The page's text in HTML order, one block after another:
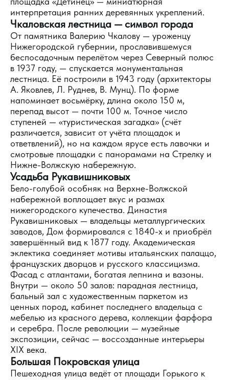
интерпретация ранних деревянных укреплений.
Чкаловская лестница — символ города
От памятника Валерию Чкалову — уроженцу
Нижегородской губернии, прославившемуся
беспосадочным перелётом через Северный полюс
в 1937 году, — спускается монументальная
лестница. Её построили в 1943 году (архитекторы
А. Яковлев, Л. Руднев, В. Мунц). По форме
напоминает восьмёрку, длина около 150 м,
перепад высот — почти 100 м. Точное число
ступеней — «туристическая загадка» (счёт
различается, зависит от учёта площадок и
ответвлений), но на каждом ярусе есть лавочки и
смотровые площадки с панорамами на Стрелку и
Нижне-Волжскую набережную.
Усадьба Рукавишниковых
Бело-голубой особняк на Верхне-Волжской
набережной воплощает вкус и размах
нижегородского купечества. Династия
Рукавишниковых — владельцы металлургических
заводов, Дом формировался с 1840-х и приобрёл
завершённый вид к 1877 году. Академическая
эклектика соединяет мотивы итальянских палаццо,
французских дворцов и русского классицизма.
Фасад с атлантами, богатая лепнина и вазоны.
Внутри — около 50 залов: парадная лестница,
бальный зал с художественным паркетом из
ценных пород, кабинет последнего владельца с
мебелью из красного дерева, коллекции фарфора
и серебра. После революции — музейные
экспозиции, сейчас — воссозданные интерьеры
XIX века.
Большая Покровская улица
Пешеходная улица ведёт от площади Горького к